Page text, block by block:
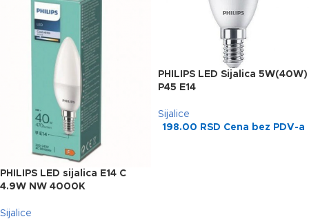
PHILIPS LED sijalica E14 C
4.9W NW 4000K
Sijalice
PHILIPS LED Sijalica 5W(40W)
P45 E14
Sijalice
198.00 RSD Cena bez PDV-a